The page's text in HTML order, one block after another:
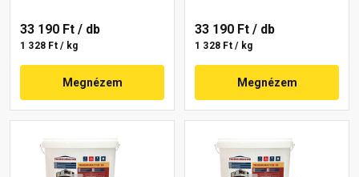
33 190 Ft / db
1 328 Ft / kg
Megnézem
33 190 Ft / db
1 328 Ft / kg
Megnézem